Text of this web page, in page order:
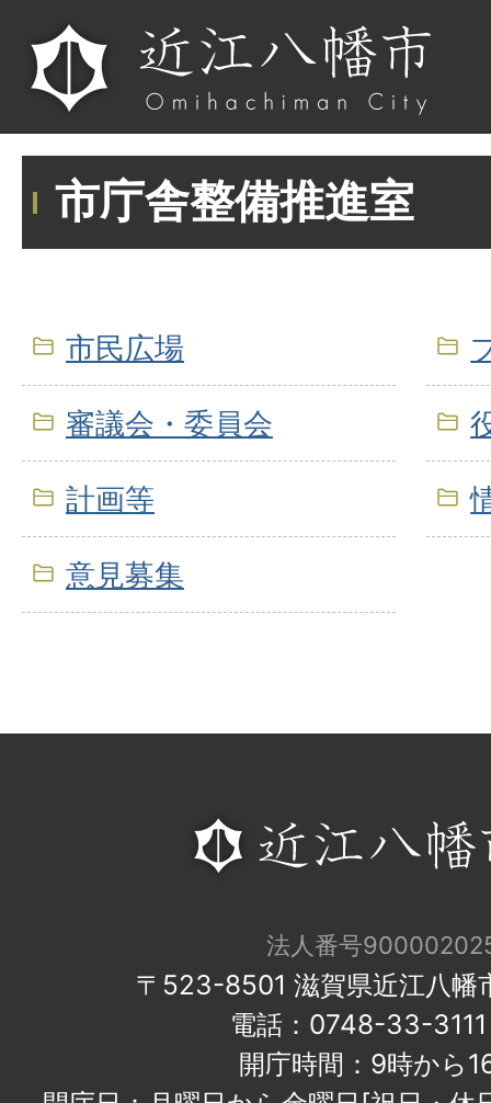
市庁舎整備推進室
市民広場
審議会・委員会
計画等
意見募集
法人番号
〒523-8501 滋賀県近江八幡
電話：0748-33-
開庁時間：9時から